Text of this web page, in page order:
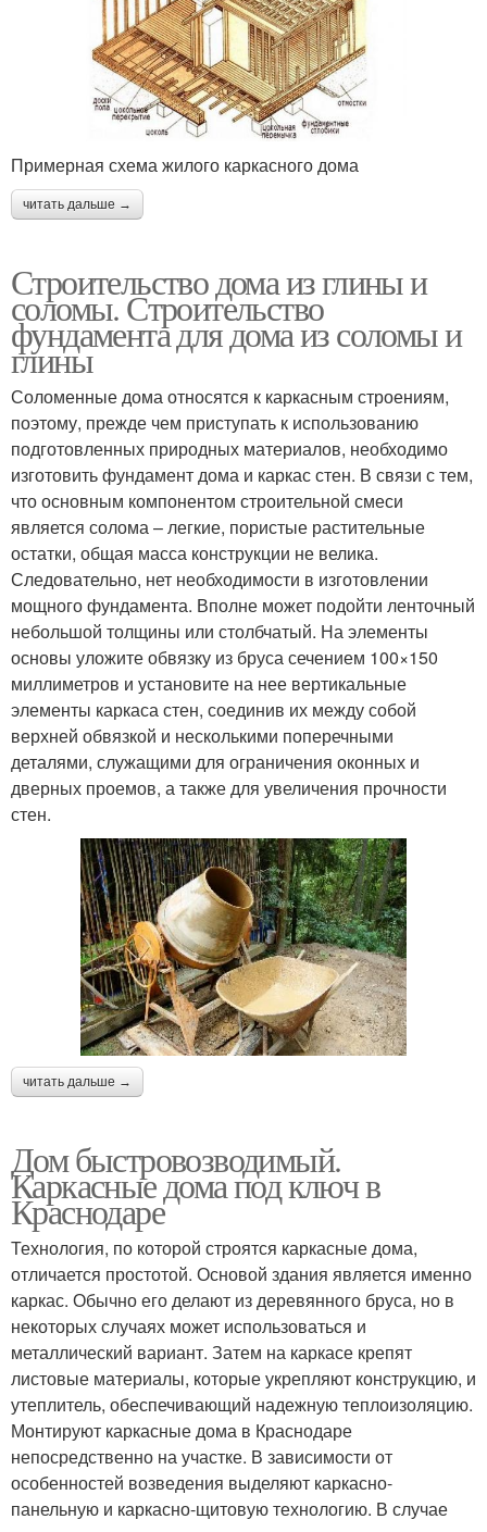
Примерная схема жилого каркасного дома
читать дальше →
Строительство дома из глины и
соломы. Строительство
фундамента для дома из соломы и
глины
Соломенные дома относятся к каркасным строениям,
поэтому, прежде чем приступать к использованию
подготовленных природных материалов, необходимо
изготовить фундамент дома и каркас стен. В связи с тем,
что основным компонентом строительной смеси
является солома – легкие, пористые растительные
остатки, общая масса конструкции не велика.
Следовательно, нет необходимости в изготовлении
мощного фундамента. Вполне может подойти ленточный
небольшой толщины или столбчатый. На элементы
основы уложите обвязку из бруса сечением 100×150
миллиметров и установите на нее вертикальные
элементы каркаса стен, соединив их между собой
верхней обвязкой и несколькими поперечными
деталями, служащими для ограничения оконных и
дверных проемов, а также для увеличения прочности
стен.
читать дальше →
Дом быстровозводимый.
Каркасные дома под ключ в
Краснодаре
Технология, по которой строятся каркасные дома,
отличается простотой. Основой здания является именно
каркас. Обычно его делают из деревянного бруса, но в
некоторых случаях может использоваться и
металлический вариант. Затем на каркасе крепят
листовые материалы, которые укрепляют конструкцию, и
утеплитель, обеспечивающий надежную теплоизоляцию.
Монтируют каркасные дома в Краснодаре
непосредственно на участке. В зависимости от
особенностей возведения выделяют каркасно-
панельную и каркасно-щитовую технологию. В случае